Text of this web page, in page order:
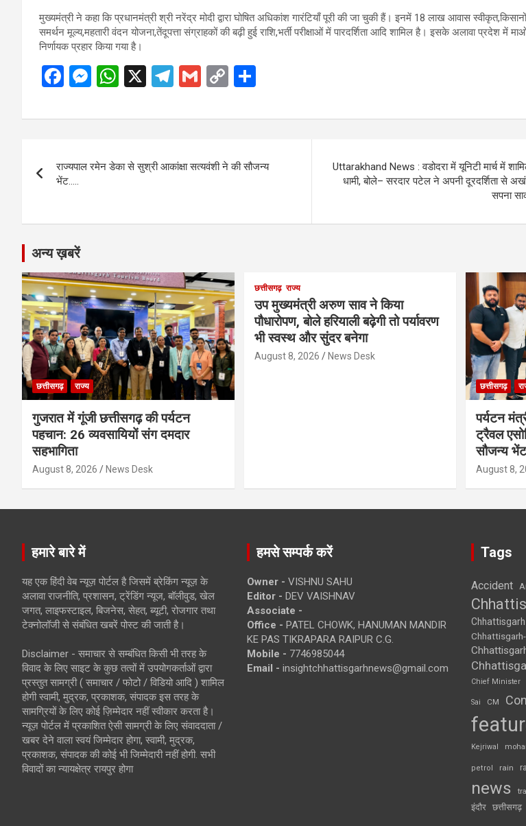
मुख्यमंत्री ने कहा कि प्रधानमंत्री श्री नरेंद्र मोदी द्वारा घोषित अधिकांश गारंटियाँ पूरी की जा चुकी हैं। इनमें 18 लाख आवास
समर्थन मूल्य,महतारी वंदन योजना,तेंदूपत्ता संग्राहकों की बढ़ी हुई राशि,भर्ती परीक्षाओं में पारदर्शिता आदि शामिल है। इसके अलावा प्रदेश में
निर्णायक प्रहार किया गया है।
F
ce
o
o
M
se
g
W
at
A
X
T
e
a
G
ail
C
py
n
ar
navigation
राज्यपाल रमेन डेका से सुश्री आकांक्षा सत्यवंशी ने की सौजन्य
भेंट…..
Uttarakhand News : वडोदरा में यूनिटी मार्च में
धामी, बोले– सरदार पटेल ने अपनी दूरदर्शिता से
सपना
अन्य ख़बरें
छत्तीसगढ़ राज्य
गुजरात में गूंजी छत्तीसगढ़ की पर्यटन
पहचान: 26 व्यवसायियों संग दमदार
सहभागिता
August 8, 2026 News Desk
छत्तीसगढ़ राज्य
उप मुख्यमंत्री अरुण साव ने किया
पौधारोपण, बोले हरियाली बढ़ेगी तो पर्यावरण
भी स्वस्थ और सुंदर बनेगा
August 8, 2026 News Desk
छत्तीसगढ़
पर्यटन
ट्रैवल
सौजन्य भेंट
August 8,
हमारे बारे में
यह एक हिंदी वेब न्यूज़ पोर्टल है जिसमें ब्रेकिंग न्यूज़ के
अलावा राजनीति, प्रशासन, ट्रेंडिंग न्यूज, बॉलीवुड, खेल
जगत, लाइफस्टाइल, बिजनेस, सेहत, ब्यूटी, रोजगार तथा
टेक्नोलॉजी से संबंधित खबरें पोस्ट की जाती है।
Disclaimer - समाचार से सम्बंधित किसी भी तरह के
विवाद के लिए साइट के कुछ तत्वों में उपयोगकर्ताओं द्वारा
प्रस्तुत सामग्री ( समाचार / फोटो / विडियो आदि ) शामिल
होगी स्वामी, मुद्रक, प्रकाशक, संपादक इस तरह के
सामग्रियों के लिए कोई ज़िम्मेदार नहीं स्वीकार करता है।
न्यूज़ पोर्टल में प्रकाशित ऐसी सामग्री के लिए संवाददाता /
खबर देने वाला स्वयं जिम्मेदार होगा, स्वामी, मुद्रक,
प्रकाशक, संपादक की कोई भी जिम्मेदारी नहीं होगी. सभी
विवादों का न्यायक्षेत्र रायपुर होगा
हमसे सम्पर्क करें
Owner - VISHNU SAHU
Editor - DEV VAISHNAV
Associate -
Office - PATEL CHOWK, HANUMAN MANDIR
KE PAS TIKRAPARA RAIPUR C.G.
Mobile - 7746985044
Email - insightchhattisgarhnews@gmail.com
Tags
Accident
Chief Minister
Sai CM
Kejriwal
petrol rain
news
इंदौर छत्तीसगढ़